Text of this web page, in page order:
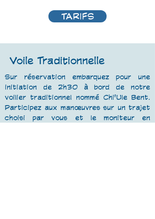
TARIFS
Voile Traditionnelle
Sur réservation embarquez pour une
initiation de 2h30 à bord de notre
voilier traditionnel nommé Chi'Ule Bent.
Participez aux manœuvres sur un trajet
choisi par vous et le moniteur en